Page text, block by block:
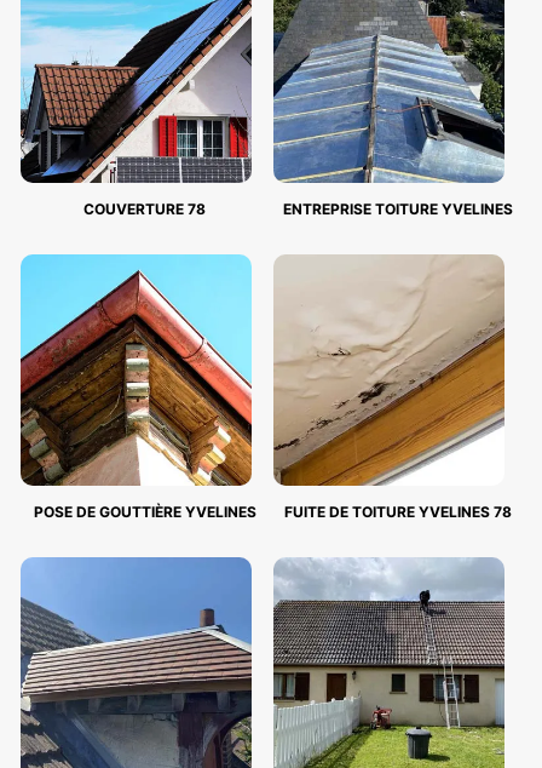
COUVERTURE 78 ENTREPRISE TOITURE YVELINES
POSE DE GOUTTIÈRE YVELINES FUITE DE TOITURE YVELINES 78